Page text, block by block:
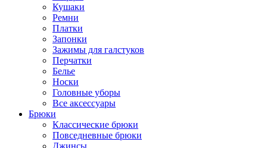
Кушаки
Ремни
Платки
Запонки
Зажимы для галстуков
Перчатки
Белье
Носки
Головные уборы
Все аксессуары
Брюки
Классические брюки
Повседневные брюки
Джинсы